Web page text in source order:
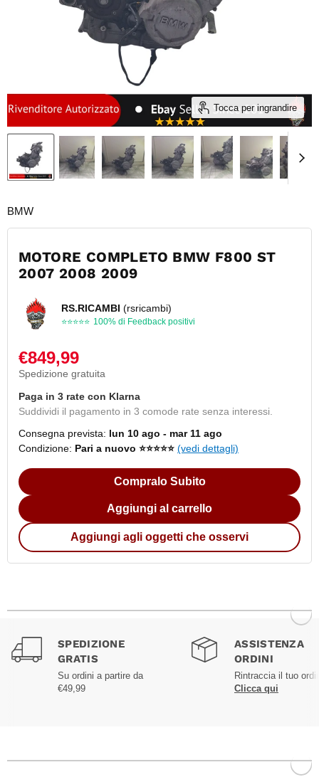
Tocca per ingrandire
BMW
MOTORE COMPLETO BMW F800 ST
2007 2008 2009
RS.RICAMBI (rsricambi)
⭐⭐⭐⭐⭐ 100% di Feedback positivi
€849,99
Spedizione gratuita
Paga in 3 rate con Klarna
Suddividi il pagamento in 3 comode rate senza interessi.
Consegna prevista: lun 10 ago - mar 11 ago
Condizione: Pari a nuovo ⭐⭐⭐⭐⭐ (vedi dettagli)
Compralo Subito
Aggiungi al carrello
Aggiungi agli oggetti che osservi
SPEDIZIONE
GRATIS
Su ordini a partire da
€49,99
ASSISTENZA
ORDINI
Rintraccia il tuo
Clicca qui